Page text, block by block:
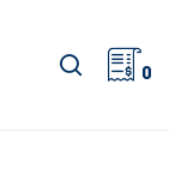
Suche
0